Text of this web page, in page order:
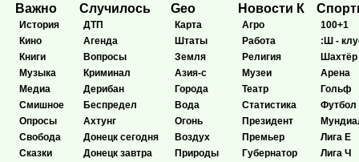
Важно
История
Кино
Книги
Музыка
Медиа
Смишное
Опросы
Свобода
Сказки
Случилось
ДТП
Агенда
Вопросы
Криминал
Дерибан
Беспредел
Ахтунг
Донецк сегодня
Донецк завтра
Geo
Карта
Штаты
Земля
Азия-с
Города
Вода
Огонь
Воздух
Природы
Новости К
Агро
Работа
Религия
Музеи
Театр
Статистика
Президент
Премьер
Губернатор
100+1
:Ш -
Шахтёр
Арена
Гольф
Футбол
Лига Е
Лига Ч